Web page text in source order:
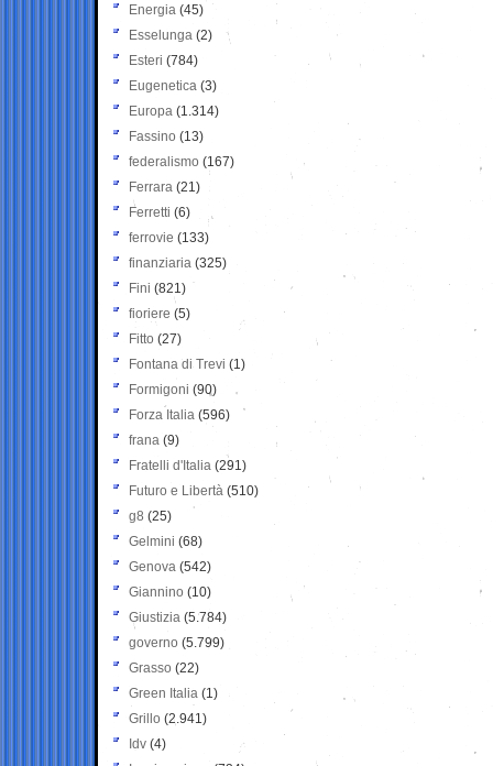
Energia (45)
Esselunga (2)
Esteri (784)
Eugenetica (3)
Europa (1.314)
Fassino (13)
federalismo (167)
Ferrara (21)
Ferretti (6)
ferrovie (133)
finanziaria (325)
Fini (821)
fioriere (5)
Fitto (27)
Fontana di Trevi (1)
Formigoni (90)
Forza Italia (596)
frana (9)
Fratelli d'Italia (291)
Futuro e Libertà (510)
g8 (25)
Gelmini (68)
Genova (542)
Giannino (10)
Giustizia (5.784)
governo (5.799)
Grasso (22)
Green Italia (1)
Grillo (2.941)
Idv (4)